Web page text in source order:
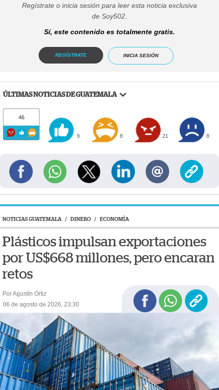
Regístrate o inicia sesión para leer esta noticia exclusiva
de Soy502.
Sí, este contenido es totalmente gratis.
REGÍSTRATE INICIA SESIÓN
ÚLTIMAS NOTICIAS DE GUATEMALA
46
9 8 21 8
NOTICIAS GUATEMALA / DINERO / ECONOMÍA
Plásticos impulsan exportaciones
por US$668 millones, pero encaran
retos
Por Agustín Ortiz
06 de agosto de 2026, 23:30